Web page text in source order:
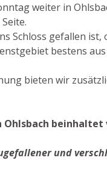
weiter in
Schloss gefallen
bestens
bieten wir
Ohlsbach beinhaltet
und